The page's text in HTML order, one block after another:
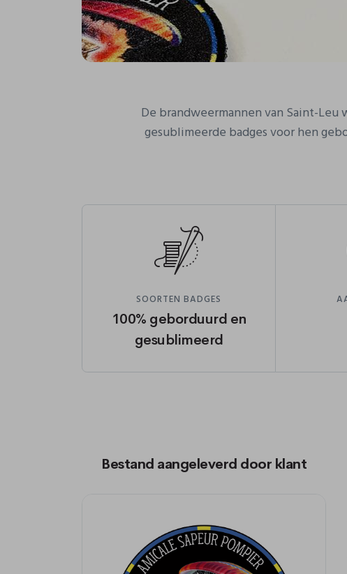
De brandweermannen van Saint-
gesublimeerde badges voor hen
SOORTEN BADGES
100% geborduurd en
gesublimeerd
Bestand aangeleverd door klant